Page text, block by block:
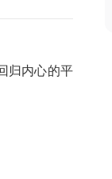
归内心的平